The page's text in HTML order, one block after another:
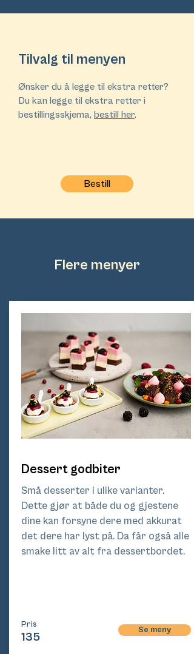
Tilvalg til menyen
Ønsker du å legge til ekstra retter?
Du kan legge til ekstra retter i
bestillingsskjema, bestill her.
Bestill
Flere menyer
Dessert godbiter
Små desserter i ulike varianter.
Dette gjør at både du og gjestene
dine kan forsyne dere med akkurat
det dere har lyst på. Da får også alle
smake litt av alt fra dessertbordet.
Pris
135
Se meny